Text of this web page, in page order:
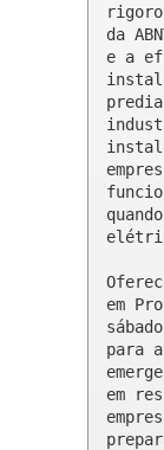
da
e a
em
para
em